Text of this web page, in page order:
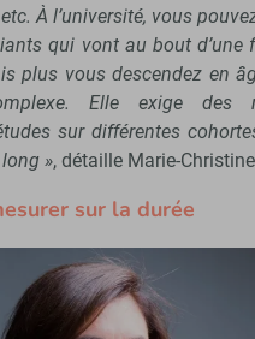
À l’université, vous
qui vont au bout d’une
plus vous descendez en
Elle exige des
sur différentes
», détaille Marie-
sur la durée